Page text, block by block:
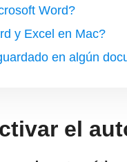
Word?
y Excel en Mac?
en algún
el